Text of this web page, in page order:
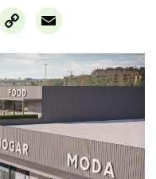
Copy
Link
Email